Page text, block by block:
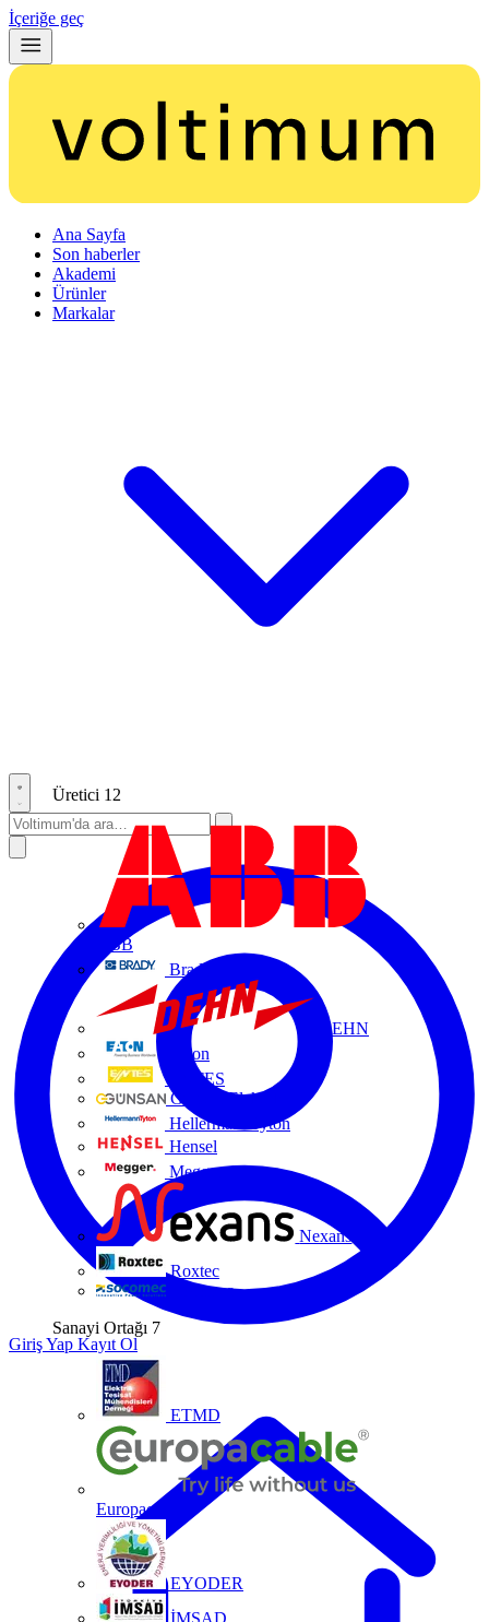
İçeriğe geç
Ana Sayfa
Son haberler
Akademi
Ürünler
Markalar
Üretici 12
ABB
Brady
DEHN
Eaton
ENTES
Günsan Elektrik
HellermannTyton
Hensel
Megger
Nexans
Roxtec
Socomec
Sanayi Ortağı 7
ETMD
Europacable
EYODER
İMSAD
Giriş Yap Kayıt Ol